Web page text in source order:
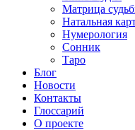
Матрица
Натальная
Нумерология
Сонник
Таро
Блог
Новости
Контакты
Глоссарий
О проекте